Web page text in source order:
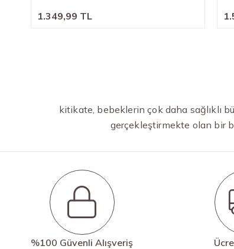
1.349,99 TL
kitikate, bebeklerin çok daha sağlıklı
gerçekleştirmekte olan bir
%100 Güvenli Alışveriş